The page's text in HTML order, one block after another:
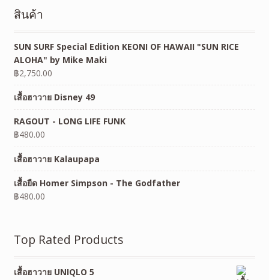
สินค้า
SUN SURF Special Edition KEONI OF HAWAII "SUN RICE
ALOHA" by Mike Maki
฿2,750.00
เสื้อฮาวาย Disney 49
RAGOUT - LONG LIFE FUNK
฿480.00
เสื้อฮาวาย Kalaupapa
เสื้อยืด Homer Simpson - The Godfather
฿480.00
Top Rated Products
เสื้อฮาวาย UNIQLO 5